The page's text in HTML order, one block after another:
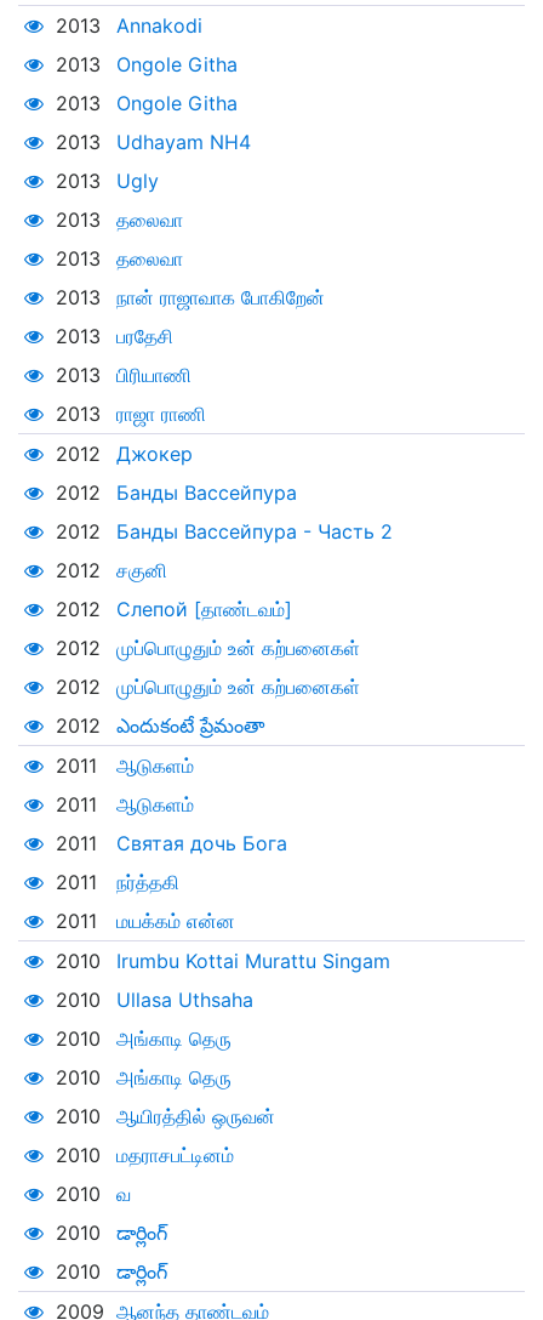
2013
Annakodi
2013
Ongole Githa
2013
Ongole Githa
2013
Udhayam NH4
2013
Ugly
2013
தலைவா
2013
தலைவா
2013
நான் ராஜாவாக போகிறேன்
2013
பரதேசி
2013
பிரியாணி
2013
ராஜா ராணி
2012
Джокер
2012
Банды Вассейпура
2012
Банды Вассейпура - Часть 2
2012
சகுனி
2012
Слепой [தாண்டவம்]
2012
முப்பொழுதும் உன் கற்பனைகள்
2012
முப்பொழுதும் உன் கற்பனைகள்
2012
ఎందుకంటే ప్రేమంతా
2011
ஆடுகளம்
2011
ஆடுகளம்
2011
Святая дочь Бога
2011
நர்த்தகி
2011
மயக்கம் என்ன
2010
Irumbu Kottai Murattu Singam
2010
Ullasa Uthsaha
2010
அங்காடி தெரு
2010
அங்காடி தெரு
2010
ஆயிரத்தில் ஒருவன்
2010
மதராசபட்டினம்
2010
வ
2010
డార్లింగ్
2010
డార్లింగ్
2009 ஆனந்த தாண்டவம்